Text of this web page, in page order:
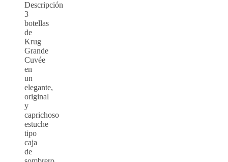
Descripción
3
botellas
de
Krug
Grande
Cuvée
en
un
elegante,
original
y
caprichoso
estuche
tipo
caja
de